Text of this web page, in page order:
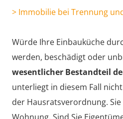
> Immobilie bei Trennung
Würde Ihre Einbauküche
werden, beschädigt oder
wesentlicher Bestandteil
unterliegt in diesem Fall
der Hausratsverordnung.
Wohnung. Sind Sie